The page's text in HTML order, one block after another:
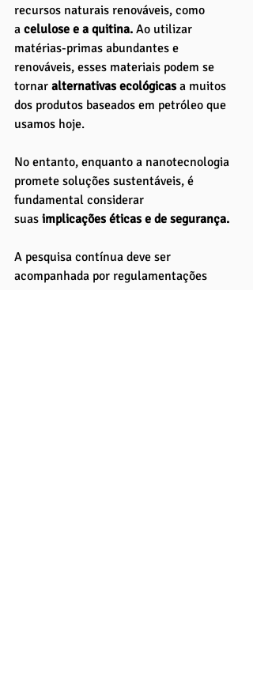
recursos naturais renováveis, como
a celulose e a quitina. Ao utilizar
matérias-primas abundantes e
renováveis, esses materiais podem se
tornar alternativas ecológicas a muitos
dos produtos baseados em petróleo que
usamos hoje.
No entanto, enquanto a nanotecnologia
promete soluções sustentáveis, é
fundamental considerar
suas implicações éticas e de segurança.
A pesquisa contínua deve ser
acompanhada por regulamentações